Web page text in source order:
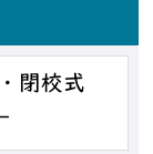
閉校式